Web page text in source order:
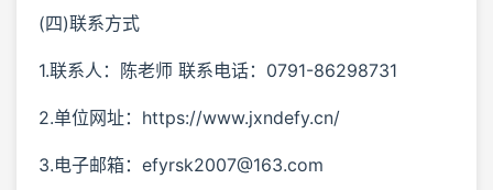
(四)联系方式
1.联系人：陈老师 联系电话：0791-86298731
2.单位网址：https://www.jxndefy.cn/
3.电子邮箱：efyrsk2007@163.com